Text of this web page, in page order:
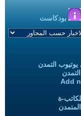
بودكاست
التمدن
Add
ة